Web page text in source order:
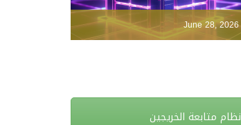
June 28, 2026
نظام متابعة الخريجين